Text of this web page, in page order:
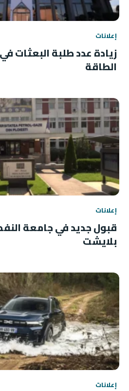
إعلانات
زيادة عدد طلبة البعثات
الطاقة
إعلانات
قبول جديد في جامعة
بلايشت
إعلانات